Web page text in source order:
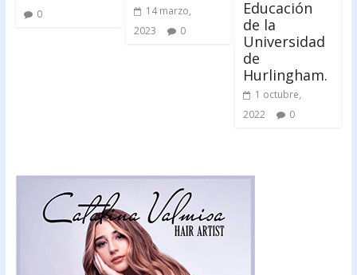
0
14 marzo,
2023
0
Educación
de la
Universidad
de
Hurlingham.
1 octubre,
2022
0